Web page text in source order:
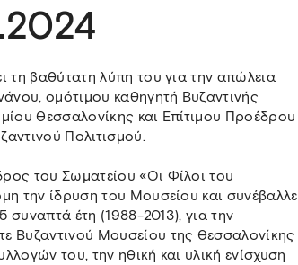
τη βαθύτατη λύπη του για την απώλεια
ομότιμου καθηγητή Βυζαντινής
Θεσσαλονίκης και Επίτιμου Προέδρου
Πολιτισμού.
του Σωματείου «Οι Φίλοι του
την ίδρυση του Μουσείου και συνέβαλλε
συναπτά έτη (1988-2013), για την
Μουσείου της Θεσσαλονίκης
του, την ηθική και υλική ενίσχυση